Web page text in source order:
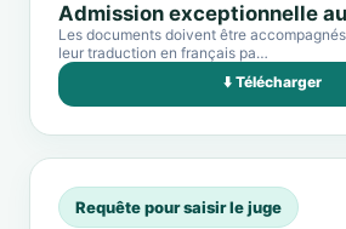
Admission exceptionnelle
Les documents doivent être
leur traduction en français pa…
⬇️ Télécharger
Requête pour saisir le juge